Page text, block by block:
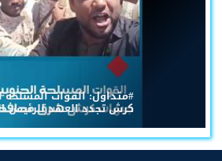
#متداول: القوات المسلحة
كرش تجدد العهد للرئيس